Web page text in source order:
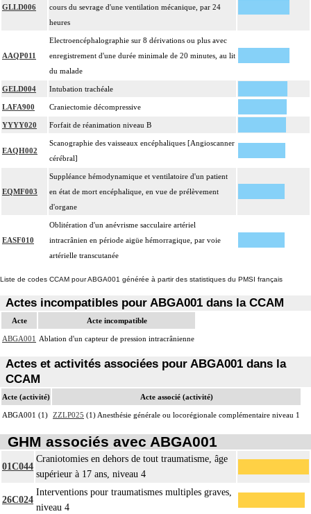
GLLD006
cours du sevrage d'une ventilation mécanique, par 24
heures
AAQP011
Electroencéphalographie sur 8 dérivations ou plus avec
enregistrement d'une durée minimale de 20 minutes, au lit
du malade
GELD004 Intubation trachéale
LAFA900 Craniectomie décompressive
YYYY020 Forfait de réanimation niveau B
EAQH002
Scanographie des vaisseaux encéphaliques [Angioscanner
cérébral]
EQMF003
Suppléance hémodynamique et ventilatoire d'un patient
en état de mort encéphalique, en vue de prélèvement
d'organe
EASF010
Oblitération d'un anévrisme sacculaire artériel
intracrânien en période aigüe hémorragique, par voie
artérielle transcutanée
Liste de codes CCAM pour ABGA001 générée à partir des statistiques du PMSI français
Actes incompatibles pour ABGA001 dans la CCAM
Acte Acte incompatible
ABGA001 Ablation d'un capteur de pression intracrânienne
Actes et activités associées pour ABGA001 dans la
CCAM
Acte (activité) Acte associé (activité)
ABGA001 (1) ZZLP025 (1) Anesthésie générale ou locorégionale complémentaire niveau 1
GHM associés avec ABGA001
01C044
Craniotomies en dehors de tout traumatisme, âge
supérieur à 17 ans, niveau 4
26C024
Interventions pour traumatismes multiples graves,
niveau 4